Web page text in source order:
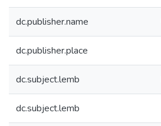
dc.publisher.name
dc.publisher.place
dc.subject.lemb
dc.subject.lemb